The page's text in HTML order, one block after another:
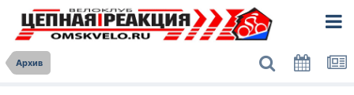
Архив